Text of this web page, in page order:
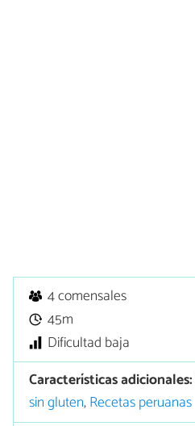
4 comensales
45m
Dificultad baja
Características adicionales:
sin gluten,Recetas peruanas